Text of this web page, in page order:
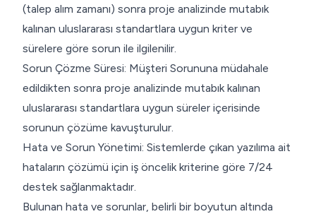
(talep alım zamanı) sonra proje analizinde mutabık
kalınan uluslararası standartlara uygun kriter ve
sürelere göre sorun ile ilgilenilir.
Sorun Çözme Süresi: Müşteri Sorununa müdahale
edildikten sonra proje analizinde mutabık kalınan
uluslararası standartlara uygun süreler içerisinde
sorunun çözüme kavuşturulur.
Hata ve Sorun Yönetimi: Sistemlerde çıkan yazılıma ait
hataların çözümü için iş öncelik kriterine göre 7/24
destek sağlanmaktadır.
Bulunan hata ve sorunlar, belirli bir boyutun altında